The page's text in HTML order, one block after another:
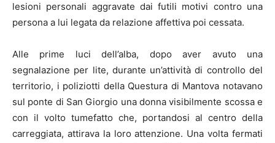
lesioni personali aggravate dai futili motivi contro una
persona a lui legata da relazione affettiva poi cessata.
Alle prime luci dell’alba, dopo aver avuto una
segnalazione per lite, durante un’attività di controllo del
territorio, i poliziotti della Questura di Mantova notavano
sul ponte di San Giorgio una donna visibilmente scossa e
con il volto tumefatto che, portandosi al centro della
carreggiata, attirava la loro attenzione. Una volta fermati